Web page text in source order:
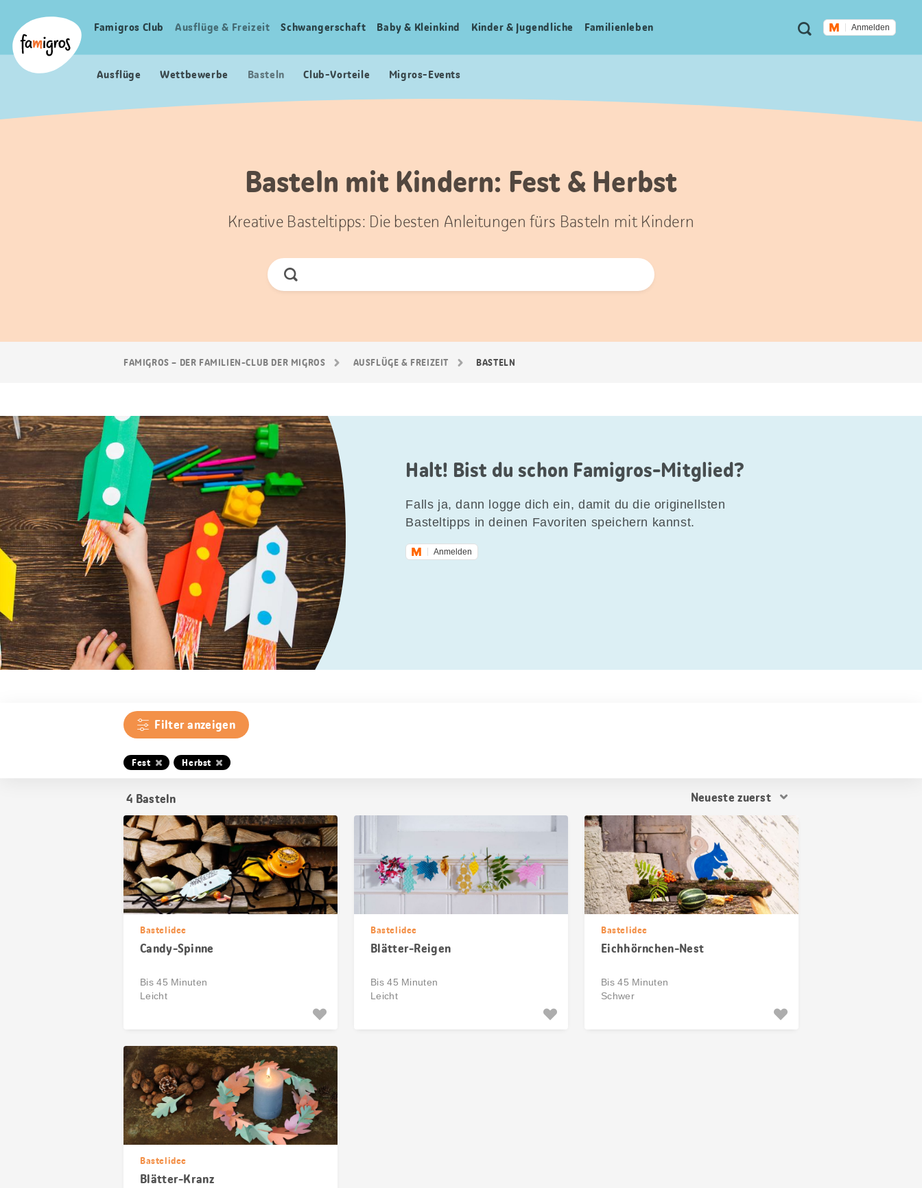
Navigation
Logo
Meta
Navigation
Suche Anmelden
Haupt
Famigros Club Ausflüge & Freizeit Schwangerschaft Baby & Kleinkind Kinder & Jugendliche Familien­leben
Ausflüge Wettbewerbe Basteln Club-Vorteile Migros-Events
Basteln mit Kindern: Fest & Herbst
Kreative Basteltipps: Die besten Anleitungen fürs Basteln mit Kindern
Jetzt
FAMIGROS – DER FAMILIEN-CLUB DER MIGROS AUSFLÜGE & FREIZEIT BASTELN
Halt! Bist du schon Famigros-Mitglied?
Falls ja, dann logge dich ein, damit du die originellsten
Basteltipps in deinen Favoriten speichern kannst.
Anmelden
Filter anzeigen
Fest Herbst
4 Basteln
Resultat
Bastelidee
Candy-Spinne
Bis 45 Minuten
Leicht
Bastelidee
Blätter-Reigen
Bis 45 Minuten
Leicht
Bastelidee
Eichhörnchen-Nest
Bis 45 Minuten
Schwer
Bastelidee
Blätter-Kranz